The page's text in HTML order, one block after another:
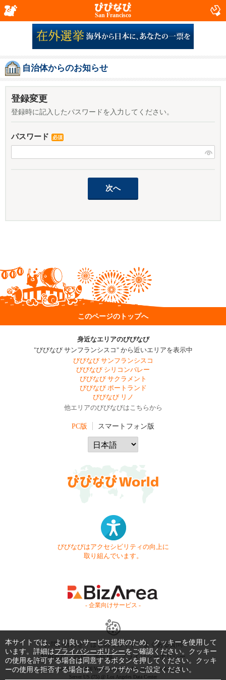
San Francisco
自治体からのお知らせ
登録変更
登録時に記入したパスワードを入力してください。
パスワード 必須
このページのトップへ
身近なエリアのびびなび
"びびなび サンフランシスコ" から近いエリアを表示中
びびなび サンフランシスコ
びびなび シリコンバレー
びびなび サクラメント
びびなび ポートランド
びびなび リノ
他エリアのびびなびはこちらから
PC版 スマートフォン版
びびなびはアクセシビリティの向上に
取り組んでいます。
- 企業向けサービス -
お問い合わせ はじめてガイド
よくある質問
利用規約
商標・著作権 プライバシーポリシー
Copyright © 1999-2026 Vivid Navigation, Inc. All Rights Reserved.
Server US (75) @ Los Angeles Data Center
本サイトでは、より良いサービス提供のため、クッキーを使用して
います。詳細はプライバシーポリシーをご確認ください。クッキー
の使用を許可する場合は同意するボタンを押してください。クッキ
ーの使用を拒否する場合は、ブラウザからご設定ください。